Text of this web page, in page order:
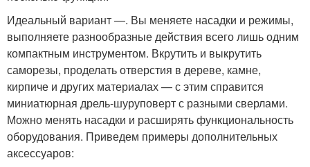
Идеальный вариант —. Вы меняете насадки и режимы,
выполняете разнообразные действия всего лишь одним
компактным инструментом. Вкрутить и выкрутить
саморезы, проделать отверстия в дереве, камне,
кирпиче и других материалах — с этим справится
миниатюрная дрель-шуруповерт с разными сверлами.
Можно менять насадки и расширять функциональность
оборудования. Приведем примеры дополнительных
аксессуаров: